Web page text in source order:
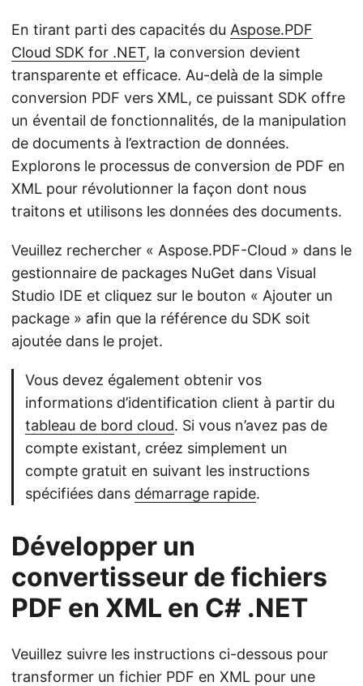
En tirant parti des capacités du Aspose.PDF
Cloud SDK for .NET, la conversion devient
transparente et efficace. Au-delà de la simple
conversion PDF vers XML, ce puissant SDK offre
un éventail de fonctionnalités, de la manipulation
de documents à l’extraction de données.
Explorons le processus de conversion de PDF en
XML pour révolutionner la façon dont nous
traitons et utilisons les données des documents.
Veuillez rechercher « Aspose.PDF-Cloud » dans le
gestionnaire de packages NuGet dans Visual
Studio IDE et cliquez sur le bouton « Ajouter un
package » afin que la référence du SDK soit
ajoutée dans le projet.
Vous devez également obtenir vos
informations d’identification client à partir du
tableau de bord cloud. Si vous n’avez pas de
compte existant, créez simplement un
compte gratuit en suivant les instructions
spécifiées dans démarrage rapide.
Développer un
convertisseur de fichiers
PDF en XML en C# .NET
Veuillez suivre les instructions ci-dessous pour
transformer un fichier PDF en XML pour une